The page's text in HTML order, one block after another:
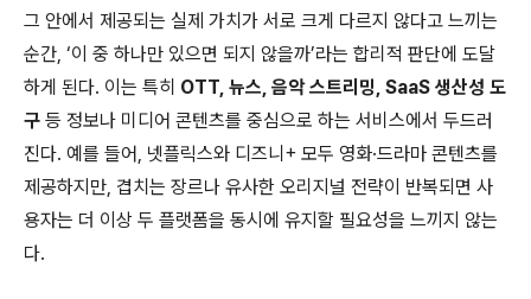
그 안에서 제공되는 실제 가치가 서로 크게 다르지 않다고 느끼는
순간, ‘이 중 하나만 있으면 되지 않을까’라는 합리적 판단에 도달
하게 된다. 이는 특히 OTT, 뉴스, 음악 스트리밍, SaaS 생산성 도
구 등 정보나 미디어 콘텐츠를 중심으로 하는 서비스에서 두드러
진다. 예를 들어, 넷플릭스와 디즈니+ 모두 영화·드라마 콘텐츠를
제공하지만, 겹치는 장르나 유사한 오리지널 전략이 반복되면 사
용자는 더 이상 두 플랫폼을 동시에 유지할 필요성을 느끼지 않는
다.